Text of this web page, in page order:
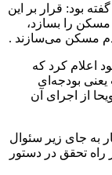
بود: قرار بر این
را بسازد،
مسکن می‌سازند .
اعلام کرد که
مسکن نیازمند ۲۸۰۰ همت یعنی بودجه‌ای
از اجرای آن
به جای زیر سئوال
تحقق در دستور